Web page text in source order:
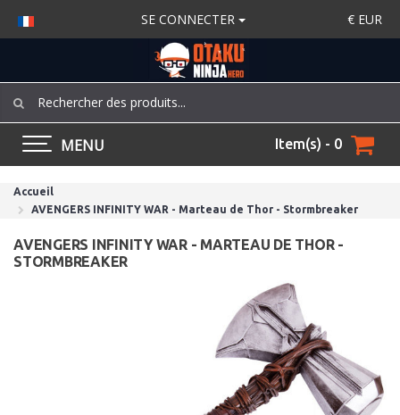
SE CONNECTER € EUR
MENU Item(s) - 0
Accueil
AVENGERS INFINITY WAR - Marteau de Thor - Stormbreaker
AVENGERS INFINITY WAR - MARTEAU DE THOR -
STORMBREAKER